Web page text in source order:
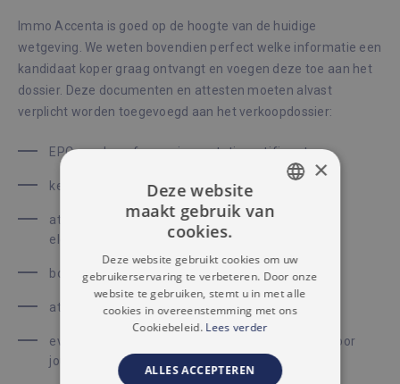
Immo Accenta is goed op de hoogte van de huidige
wetgeving. We weten bovendien perfect welke informatie een
kandidaat koper graag ontvangt en voegen deze toe aan het
dossier. Deze documenten en attesten moeten alvast
verplicht worden toegevoegd aan het verkoopdossier:
EPC verslag of energieprestatiecertificaat
keuringsattest van de waterafvoer en riolering
attest van de keuring van de
elektriciteitsvoorzieningen
bodemattest
attest over het overstromingsrisico
eventuele andere verslagen die specifiek zijn voor
jouw appartement
×
Deze website
maakt gebruik van
cookies.
Deze website gebruikt cookies om uw
gebruikerservaring te verbeteren. Door onze
website te gebruiken, stemt u in met alle
cookies in overeenstemming met ons
Cookiebeleid. Lees verder
ALLES ACCEPTEREN